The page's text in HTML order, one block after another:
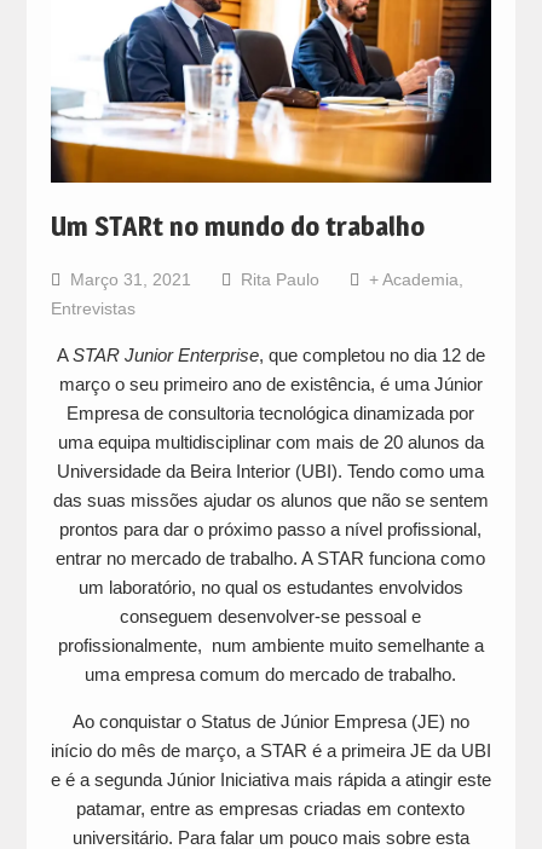
Um STARt no mundo do trabalho
Março 31, 2021 Rita Paulo + Academia
Entrevistas
ASTAR Junior Enterprise, que completou no dia 12 de
março o seu primeiro ano de existência, é uma Júnior
Empresa de consultoria tecnológica dinamizada por
uma equipa multidisciplinar com mais de 20 alunos da
Universidade da Beira Interior (UBI). Tendo como uma
das suas missões ajudar os alunos que não se sentem
prontos para dar o próximo passo a nível profissional,
entrar no mercado de trabalho. A STAR funciona como
um laboratório, no qual os estudantes envolvidos
conseguem desenvolver-se pessoal e
profissionalmente, num ambiente muito semelhante a
uma empresa comum do mercado de trabalho.
Ao conquistar o Status de Júnior Empresa (JE) no
início do mês de março, a STAR é a primeira JE da UBI
e é a segunda Júnior Iniciativa mais rápida a atingir este
patamar, entre as empresas criadas em contexto
universitário. Para falar um pouco mais sobre esta